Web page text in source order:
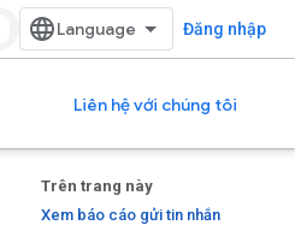
Đăng nhập
Liên hệ với chúng tôi
Trên trang này
Xem báo cáo gửi tin nhắn